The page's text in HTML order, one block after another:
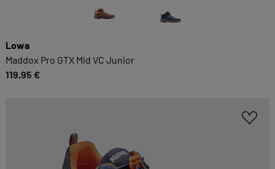
Lowa
Maddox Pro GTX Mid VC Junior
119,95 €